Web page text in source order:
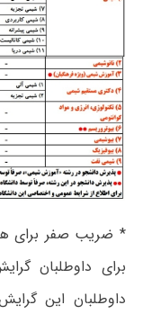
* ضریب صفر برای
برای داوطلبان
داوطلبان این